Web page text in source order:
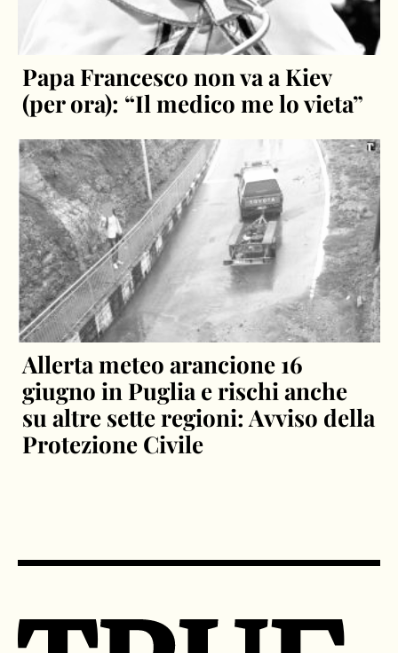
Papa Francesco non va a Kiev
(per ora): “Il medico me lo vieta”
Allerta meteo arancione 16
giugno in Puglia e rischi anche
su altre sette regioni: Avviso della
Protezione Civile